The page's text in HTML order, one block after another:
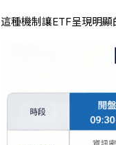
這種機制讓ETF呈現明顯